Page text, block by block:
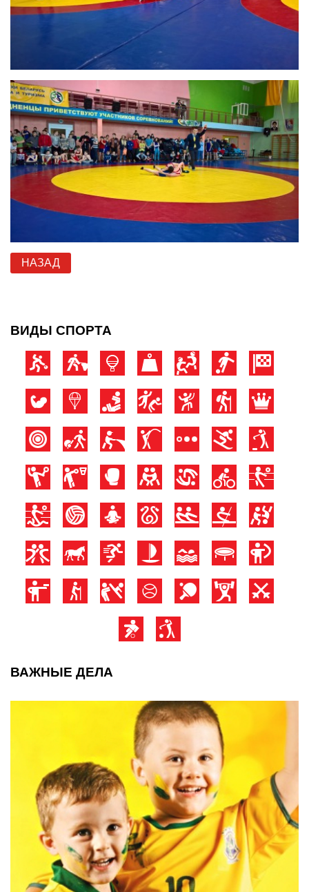
НАЗАД
ВИДЫ СПОРТА
ВАЖНЫЕ ДЕЛА